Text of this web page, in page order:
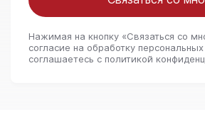
Нажимая на кнопку «Связаться со
согласие на обработку
соглашаетесь c политикой